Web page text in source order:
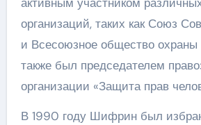
организаций, таких как Союз
и Всесоюзное общество
также был председателем
организации «Защита прав
В 1990 году Шифрин был